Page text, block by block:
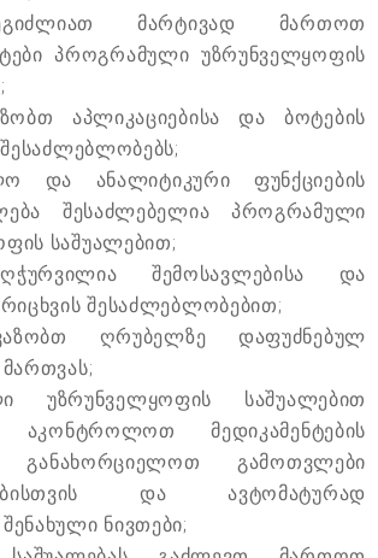
მარტივად მართოთ
პროგრამული უზრუნველყოფის
აპლიკაციებისა და ბოტების
შესაძლებლობებს;
და ანალიტიკური ფუნქციების
შესაძლებელია პროგრამული
საშუალებით;
შემოსავლებისა და
შესაძლებლობებით;
ღრუბელზე დაფუძნებულ
უზრუნველყოფის საშუალებით
აკონტროლოთ მედიკამენტების
განახორციელოთ გამოთვლები
და ავტომატურად
ნივთები;